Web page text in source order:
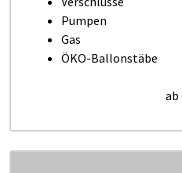
Pumpen
Gas
ÖKO-Ballonstäbe
ab